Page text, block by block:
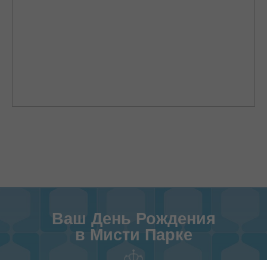
Ваш День Рождения
в Мисти Парке